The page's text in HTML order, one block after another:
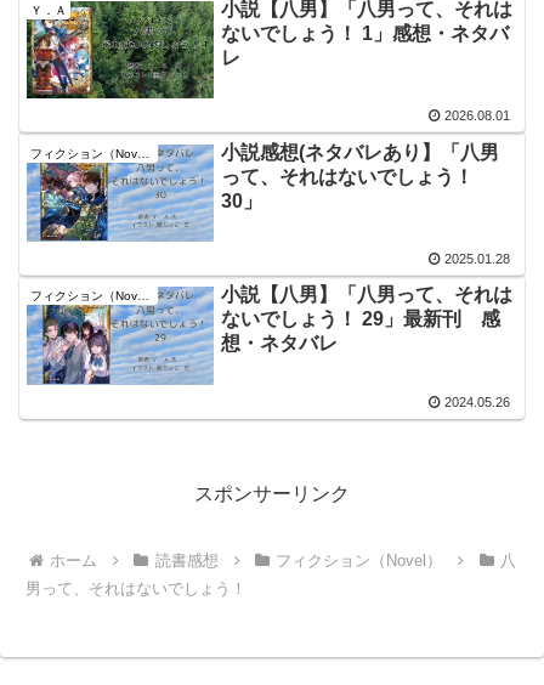
Ｙ．Ａ
小説【八男】「八男って、それは
ないでしょう！ 1」感想・ネタバ
レ
2026.08.01
小説感想(ネタバレあり】「八男
って、それはないでしょう！
30」
2025.01.28
フィクション（Novel）
小説【八男】「八男って、それは
ないでしょう！ 29」最新刊 感
想・ネタバレ
2024.05.26
スポンサーリンク
ホーム 読書感想 フィクション（Novel）
八
男って、それはないでしょう！